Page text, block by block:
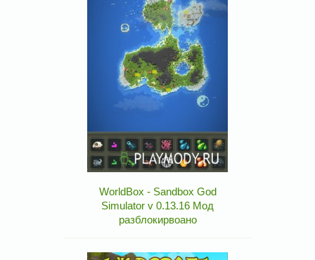
WorldBox - Sandbox God
Simulator v 0.13.16 Мод
разблокирвоано